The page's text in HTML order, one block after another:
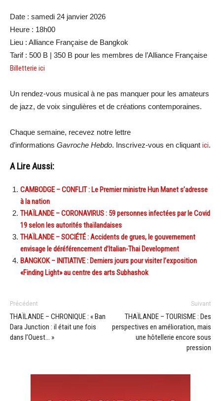
Date : samedi 24 janvier 2026
Heure : 18h00
Lieu : Alliance Française de Bangkok
Tarif : 500 B | 350 B pour les membres de l’Alliance Française
Billetterie ici
Un rendez-vous musical à ne pas manquer pour les amateurs
de jazz, de voix singulières et de créations contemporaines.
Chaque semaine, recevez notre lettre
d’informations Gavroche Hebdo. Inscrivez-vous en cliquant ici.
A Lire Aussi:
CAMBODGE – CONFLIT : Le Premier ministre Hun Manet s’adresse
à la nation
THAÏLANDE – CORONAVIRUS : 59 personnes infectées par le Covid
19 selon les autorités thaïlandaises
THAÏLANDE – SOCIÉTÉ : Accidents de grues, le gouvernement
envisage le déréférencement d’Italian-Thai Development
BANGKOK – INITIATIVE : Derniers jours pour visiter l’exposition
«Finding Light» au centre des arts Subhashok
Précédent
THAÏLANDE – CHRONIQUE : « Ban
Dara Junction : il était une fois
dans l’Ouest… »
Suivant
THAÏLANDE – TOURISME : Des
perspectives en amélioration, mais
une hôtellerie encore sous
pression